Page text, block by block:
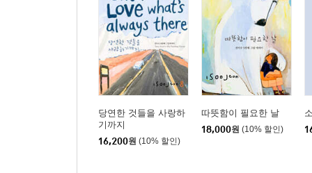
당연한 것들을 사랑하
기까지
16,200원 (10% 할인)
따뜻함이 필요한 날
18,000원 (10% 할인)